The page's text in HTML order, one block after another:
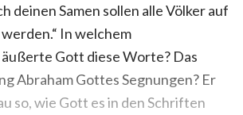
deinen Samen sollen alle Völker auf
In welchem
Gott diese Worte? Das
Abraham Gottes Segnungen? Er
so, wie Gott es in den Schriften